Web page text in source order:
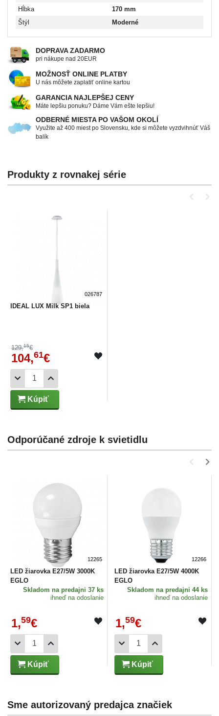
Hĺbka
170 mm
Štýl
Moderné
DOPRAVA ZADARMO
pri nákupe nad 20EUR
MOŽNOSŤ ONLINE PLATBY
U nás môžete zaplatiť online kartou
GARANCIA NAJLEPŠEJ CENY
Máte lepšiu ponuku? Dáme Vám ešte lepšiu!
ODBERNÉ MIESTA PO VAŠOM OKOLÍ
Využite až 400 miest po Slovensku, kde si môžete vyzdvihnúť Váš
balík
Produkty z rovnakej série
026787
IDEAL LUX Milk SP1 biela
129,15€
104,61€
Kúpiť
Odporúčané zdroje k svietidlu
12265
LED žiarovka E27/5W 3000K
EGLO
Skladom na predajni 37 ks
ihneď na odoslanie
1,59€
Kúpiť
12266
LED žiarovka E27/5W 4000K
EGLO
Skladom na predajni 44 ks
ihneď na odoslanie
1,59€
Kúpiť
Sme autorizovaný predajca značiek